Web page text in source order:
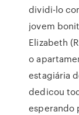
dividi-lo
jovem
Elizabeth
o
estagiária
dedicou
esperando